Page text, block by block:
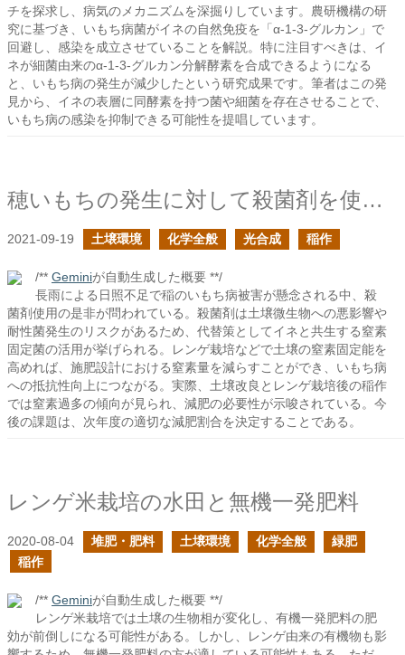
チを探求し、病気のメカニズムを深掘りしています。農研機構の研
究に基づき、いもち病菌がイネの自然免疫を「α-1-3-グルカン」で
回避し、感染を成立させていることを解説。特に注目すべきは、イ
ネが細菌由来のα-1-3-グルカン分解酵素を合成できるようになる
と、いもち病の発生が減少したという研究成果です。筆者はこの発
見から、イネの表層に同酵素を持つ菌や細菌を存在させることで、
いもち病の感染を抑制できる可能性を提唱しています。
穂いもちの発生に対して殺菌剤を使用して良いものか？
2021-09-19 土壌環境 化学全般 光合成 稲作
/** Geminiが自動生成した概要 **/
長雨による日照不足で稲のいもち病被害が懸念される中、殺
菌剤使用の是非が問われている。殺菌剤は土壌微生物への悪影響や
耐性菌発生のリスクがあるため、代替策としてイネと共生する窒素
固定菌の活用が挙げられる。レンゲ栽培などで土壌の窒素固定能を
高めれば、施肥設計における窒素量を減らすことができ、いもち病
への抵抗性向上につながる。実際、土壌改良とレンゲ栽培後の稲作
では窒素過多の傾向が見られ、減肥の必要性が示唆されている。今
後の課題は、次年度の適切な減肥割合を決定することである。
レンゲ米栽培の水田と無機一発肥料
2020-08-04 堆肥・肥料 土壌環境 化学全般
緑肥
稲作
/** Geminiが自動生成した概要 **/
レンゲ米栽培では土壌の生物相が変化し、有機一発肥料の肥
効が前倒しになる可能性がある。しかし、レンゲ由来の有機物も影